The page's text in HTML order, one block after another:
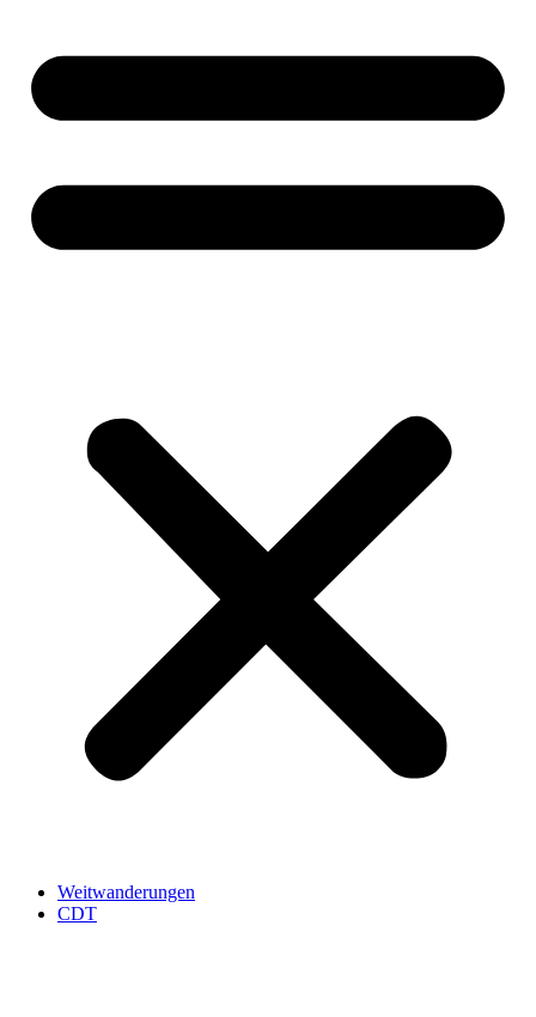
Weitwanderungen
CDT